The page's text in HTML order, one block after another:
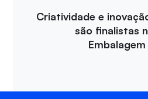
Criatividade e
são finalistas